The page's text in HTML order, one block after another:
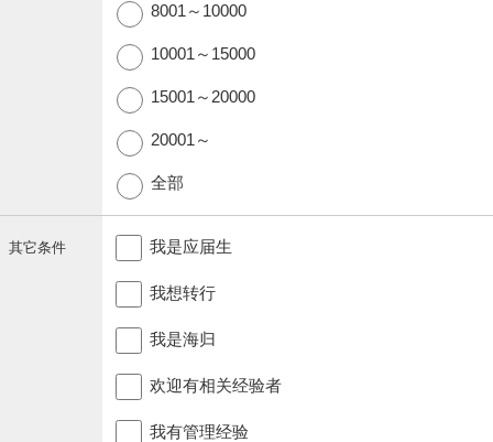
8001～10000
10001～15000
15001～20000
20001～
全部
其它条件 我是应届生
我想转行
我是海归
欢迎有相关经验者
我有管理经验